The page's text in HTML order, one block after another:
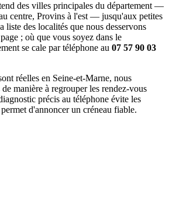
des villes principales du département —
centre, Provins à l'est — jusqu'aux petites
liste des localités que nous desservons
; où que vous soyez dans le
se cale par téléphone au 07 57 90 03
réelles en Seine-et-Marne, nous
manière à regrouper les rendez-vous
précis au téléphone évite les
d'annoncer un créneau fiable.